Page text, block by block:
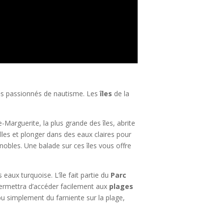
passionnés de nautisme. Lesîles de la
Marguerite, la plus grande des îles, abrite
et plonger dans des eaux claires pour
Une balade sur ces îles vous offre
eaux turquoise. L’île fait partie du Parc
d’accéder facilement aux plages
simplement du farniente sur la plage,